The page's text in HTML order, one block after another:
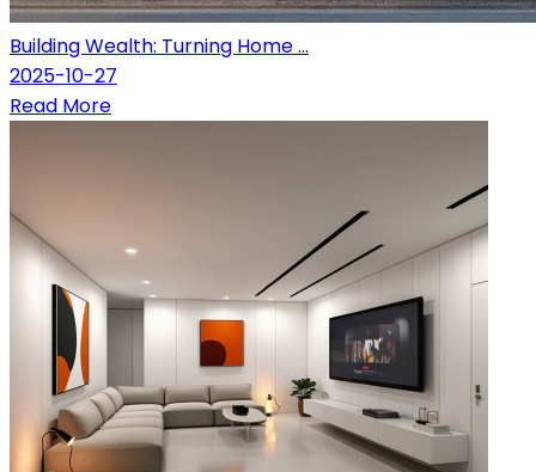
Building Wealth: Turning Home ...
2025-10-27
Read More